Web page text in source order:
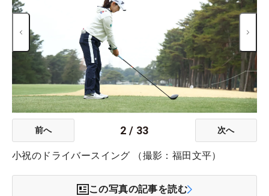
前へ 2 / 33 次へ
小祝のドライバースイング （撮影：福田文平）
この写真の記事を読む